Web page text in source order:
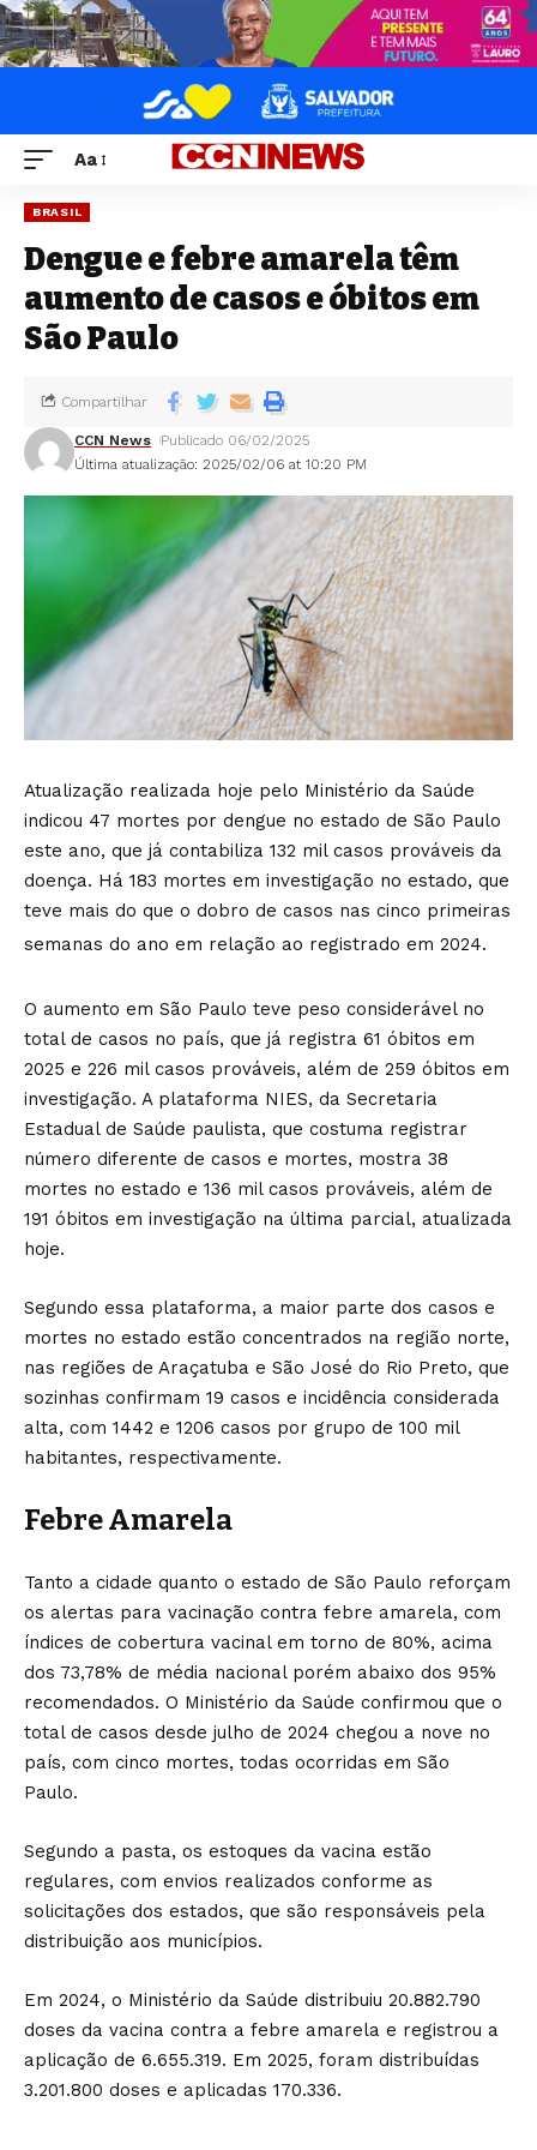
Aa
BRASIL
Dengue e febre amarela têm
aumento de casos e óbitos em
São Paulo
Última atualização: 2025/02/06 at 10:20 PM
CCN News Publicado 06/02/2025
Compartilhar
Atualização realizada hoje pelo Ministério da Saúde
indicou 47 mortes por dengue no estado de São Paulo
este ano, que já contabiliza 132 mil casos prováveis da
doença. Há 183 mortes em investigação no estado, que
teve mais do que o dobro de casos nas cinco primeiras
semanas do ano em relação ao registrado em 2024.
O aumento em São Paulo teve peso considerável no
total de casos no país, que já registra 61 óbitos em
2025 e 226 mil casos prováveis, além de 259 óbitos em
investigação. A plataforma NIES, da Secretaria
Estadual de Saúde paulista, que costuma registrar
número diferente de casos e mortes, mostra 38
mortes no estado e 136 mil casos prováveis, além de
191 óbitos em investigação na última parcial, atualizada
hoje.
Segundo essa plataforma, a maior parte dos casos e
mortes no estado estão concentrados na região norte,
nas regiões de Araçatuba e São José do Rio Preto, que
sozinhas confirmam 19 casos e incidência considerada
alta, com 1442 e 1206 casos por grupo de 100 mil
habitantes, respectivamente.
Febre Amarela
Tanto a cidade quanto o estado de São Paulo reforçam
os alertas para vacinação contra febre amarela, com
índices de cobertura vacinal em torno de 80%, acima
dos 73,78% de média nacional porém abaixo dos 95%
recomendados. O Ministério da Saúde confirmou que o
total de casos desde julho de 2024 chegou a nove no
país, com cinco mortes, todas ocorridas em São
Paulo.
Segundo a pasta, os estoques da vacina estão
regulares, com envios realizados conforme as
solicitações dos estados, que são responsáveis pela
distribuição aos municípios.
Em 2024, o Ministério da Saúde distribuiu 20.882.790
doses da vacina contra a febre amarela e registrou a
aplicação de 6.655.319. Em 2025, foram distribuídas
3.201.800 doses e aplicadas 170.336.